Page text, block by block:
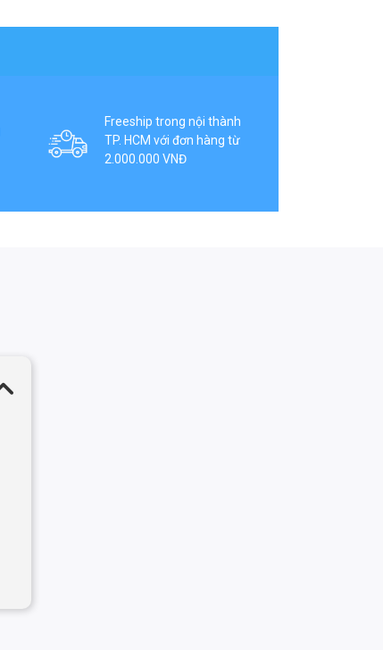
Freeship trong nội thành
TP. HCM với đơn hàng từ
2.000.000 VNĐ